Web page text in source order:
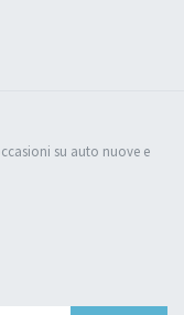
su auto nuove e